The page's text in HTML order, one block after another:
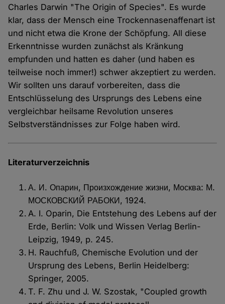
Charles Darwin "The Origin of Species". Es wurde
klar, dass der Mensch eine Trockennasenaffenart ist
und nicht etwa die Krone der Schöpfung. All diese
Erkenntnisse wurden zunächst als Kränkung
empfunden und hatten es daher (und haben es
teilweise noch immer!) schwer akzeptiert zu werden.
Wir sollten uns darauf vorbereiten, dass die
Entschlüsselung des Ursprungs des Lebens eine
vergleichbar heilsame Revolution unseres
Selbstverständnisses zur Folge haben wird.
Literaturverzeichnis
А. И. Опарин, Произхождение жизни, Москва: М.
МОСКОВСКИЙ РАБОКИ, 1924.
A. I. Oparin, Die Entstehung des Lebens auf der
Erde, Berlin: Volk und Wissen Verlag Berlin-
Leipzig, 1949, p. 245.
H. Rauchfuß, Chemische Evolution und der
Ursprung des Lebens, Berlin Heidelberg:
Springer, 2005.
T. F. Zhu und J. W. Szostak, "Coupled growth